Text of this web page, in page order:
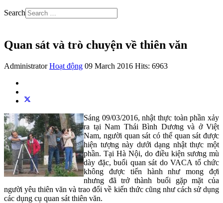
Search
Quan sát và trò chuyện về thiên văn
Administrator Hoạt động 09 March 2016 Hits: 6963
Sáng 09/03/2016, nhật thực toàn phần xảy
ra tại Nam Thái Bình Dương và ở Việt
Nam, người quan sát có thể quan sát được
hiện tượng này dưới dạng nhật thực một
phần. Tại Hà Nội, do điều kiện sương mù
dày đặc, buổi quan sát do VACA tổ chức
không được tiến hành như mong đợi
nhưng đã trở thành buổi gặp mặt của
người yêu thiên văn và trao đổi về kiến thức cũng như cách sử dụng
các dụng cụ quan sát thiên văn.